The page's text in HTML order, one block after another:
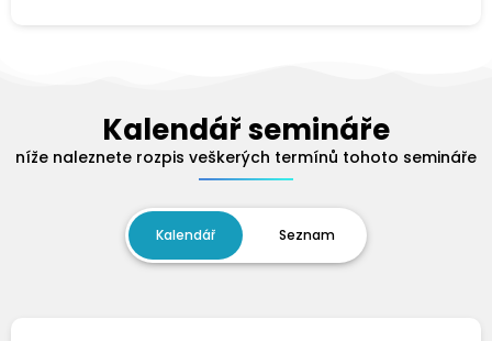
Kalendář semináře
níže naleznete rozpis veškerých termínů tohoto semináře
Kalendář Seznam